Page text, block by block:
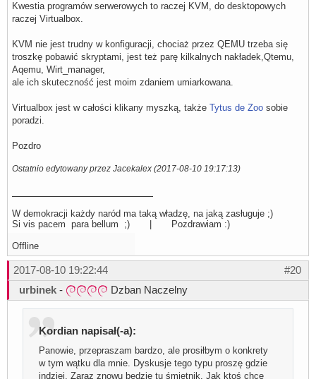
Kwestia programów serwerowych to raczej KVM, do desktopowych
raczej Virtualbox.
KVM nie jest trudny w konfiguracji, chociaż przez QEMU trzeba się
troszkę pobawić skryptami, jest też parę kilkalnych nakładek,Qtemu,
Aqemu, Wirt_manager,
ale ich skuteczność jest moim zdaniem umiarkowana.
Virtualbox jest w całości klikany myszką, także Tytus de Zoo sobie
poradzi.
Pozdro
Ostatnio edytowany przez Jacekalex (2017-08-10 19:17:13)
W demokracji każdy naród ma taką władzę, na jaką zasługuje ;)
Si vis pacem para bellum ;) | Pozdrawiam :)
Offline
#20
2017-08-10 19:22:44
urbinek - Dzban Naczelny
Kordian napisał(-a):
Panowie, przepraszam bardzo, ale prosiłbym o konkrety
w tym wątku dla mnie. Dyskusje tego typu proszę gdzie
indziej. Zaraz znowu będzie tu śmietnik. Jak ktoś chce